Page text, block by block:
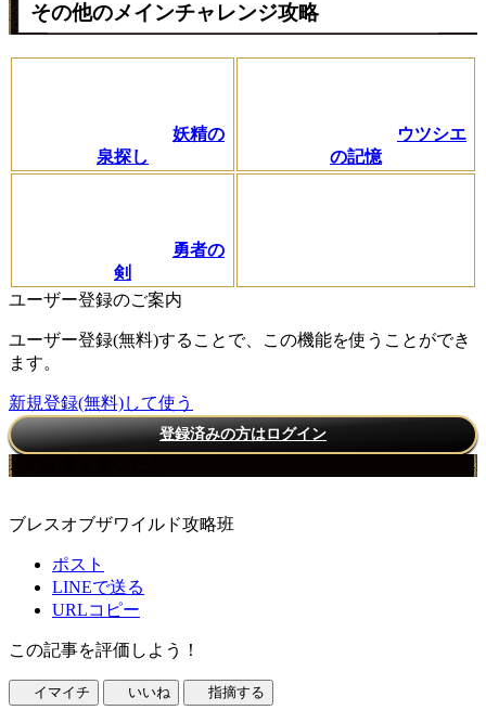
その他のメインチャレンジ攻略
妖精の
泉探し
ウツシエ
の記憶
勇者の
剣
ユーザー登録のご案内
ユーザー登録(無料)することで、この機能を使うことができ
ます。
新規登録(無料)して使う
登録済みの方はログイン
この記事を書いた人
ブレスオブザワイルド攻略班
ポスト
LINEで送る
URLコピー
この記事を評価しよう！
イマイチ いいね 指摘する